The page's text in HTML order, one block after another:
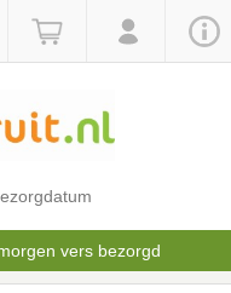
vers bezorgd